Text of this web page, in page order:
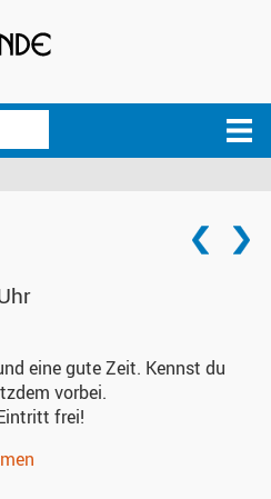
eine gute Zeit. Kennst du
vorbei.
frei!